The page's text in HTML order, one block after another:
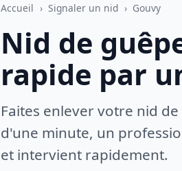
Accueil › Signaler un nid › Gouvy
Nid de
rapide par
Faites enlever votre nid
d'une minute, un
et intervient rapidement.